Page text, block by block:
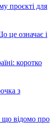
проєкті для
це означає і
коротко
з
що відомо про